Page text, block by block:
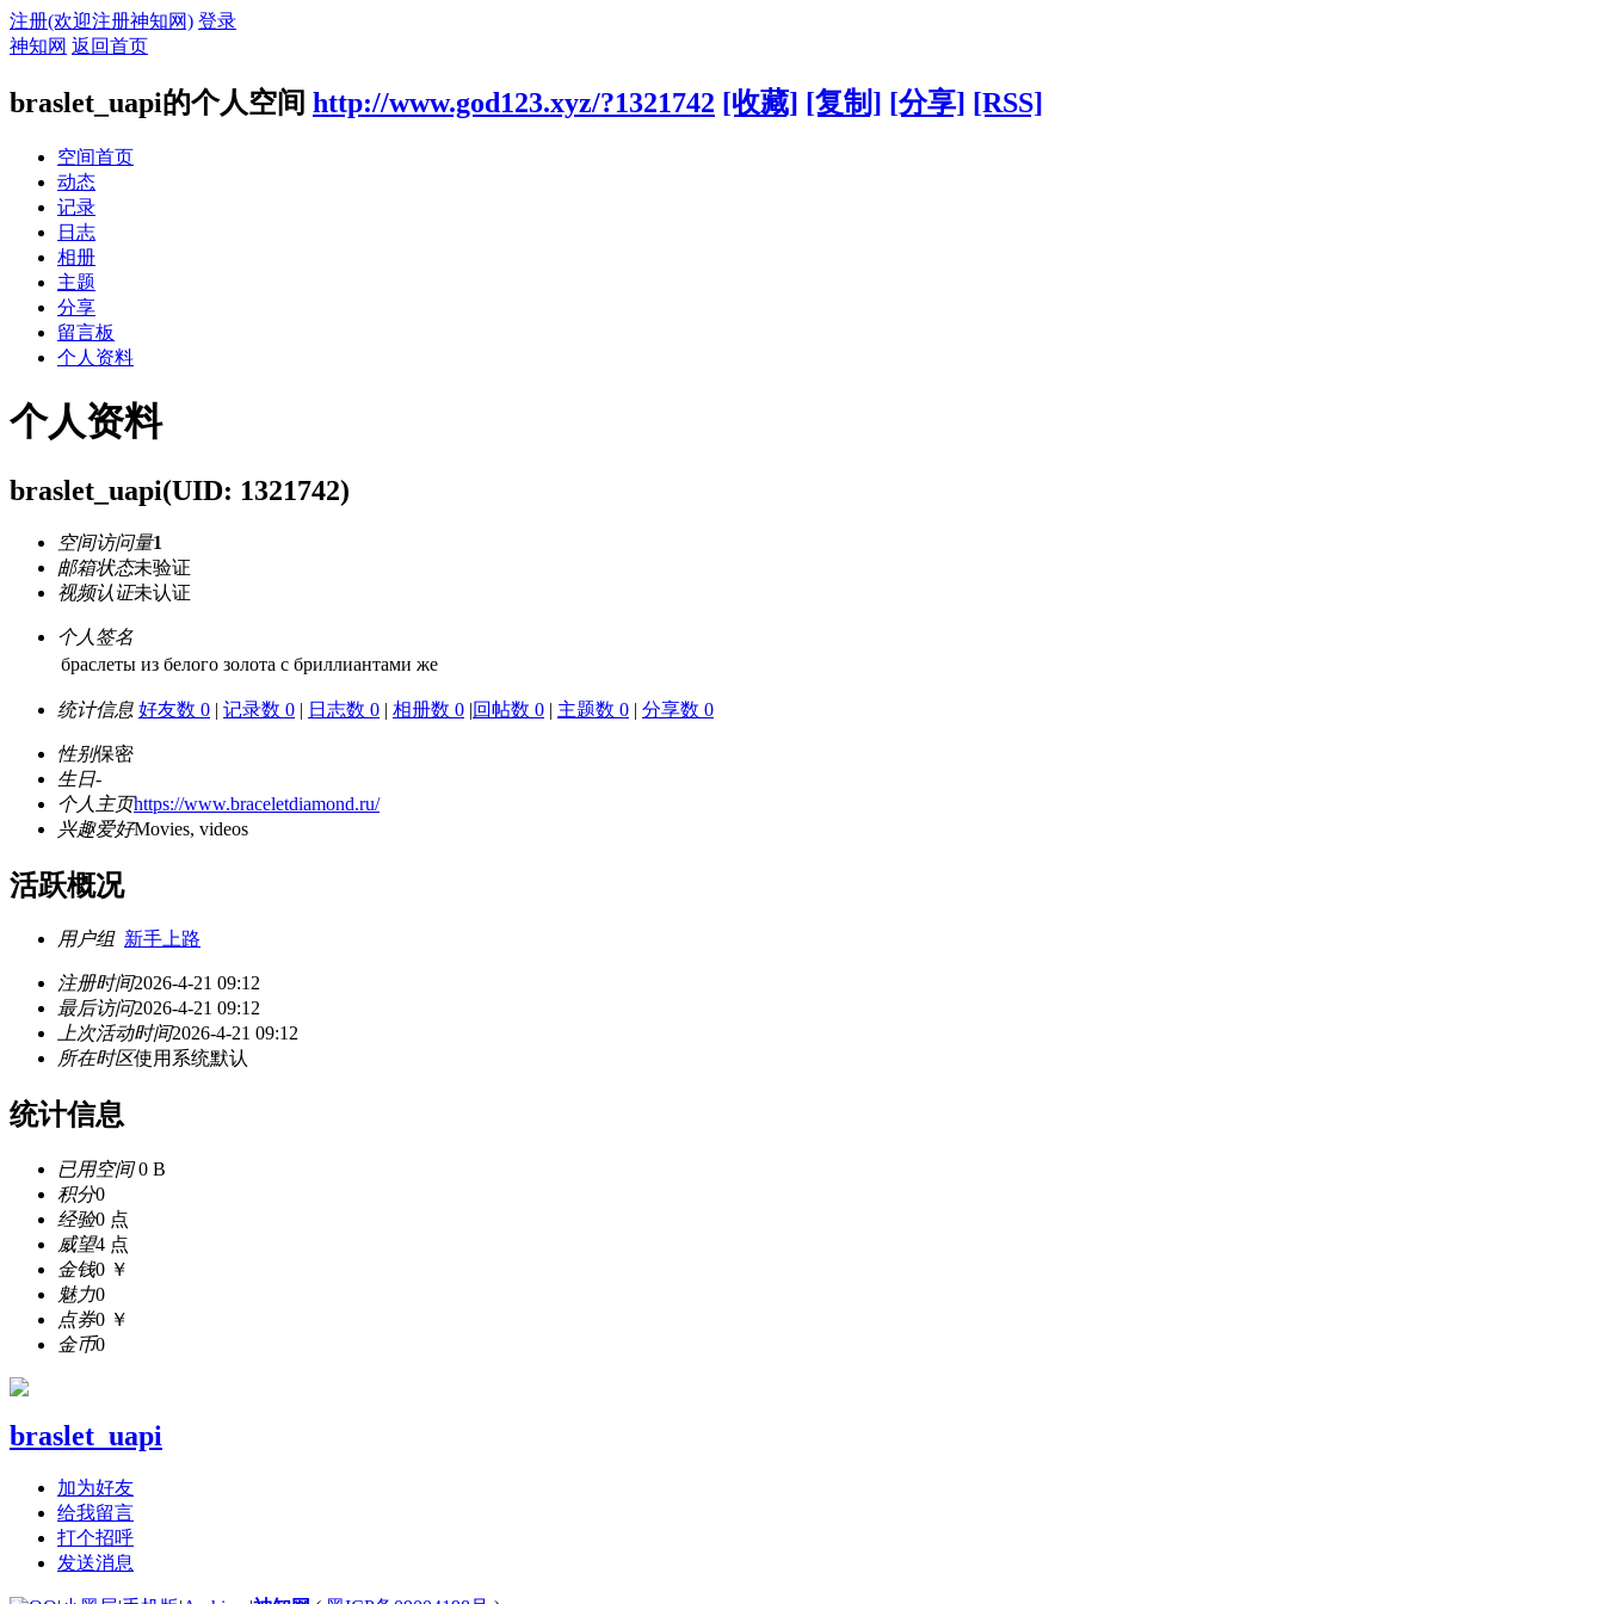
注册(欢迎注册神知网) 登录
神知网 返回首页
braslet_uapi的个人空间 http://www.god123.xyz/?1321742 [收藏] [复制] [分享] [RSS]
空间首页
动态
记录
日志
相册
主题
分享
留言板
个人资料
个人资料
braslet_uapi(UID: 1321742)
空间访问量1
邮箱状态未验证
视频认证未认证
个人签名
браслеты из белого золота с бриллиантами же
统计信息 好友数 0 | 记录数 0 | 日志数 0 | 相册数 0 |回帖数 0 | 主题数 0 | 分享数 0
性别保密
生日-
个人主页https://www.braceletdiamond.ru/
兴趣爱好Movies, videos
活跃概况
用户组 新手上路
注册时间2026-4-21 09:12
最后访问2026-4-21 09:12
上次活动时间2026-4-21 09:12
所在时区使用系统默认
统计信息
已用空间0 B
积分0
经验0 点
威望4 点
金钱0 ￥
魅力0
点券0 ￥
金币0
braslet_uapi
加为好友
给我留言
打个招呼
发送消息